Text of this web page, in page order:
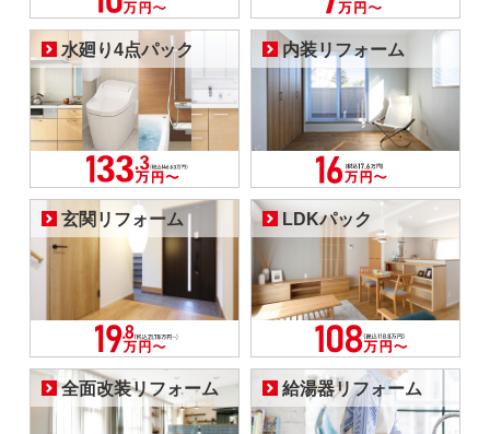
水廻り4点パック 内装リフォーム
玄関リフォーム LDKパック
全面改装リフォーム 給湯器リフォーム